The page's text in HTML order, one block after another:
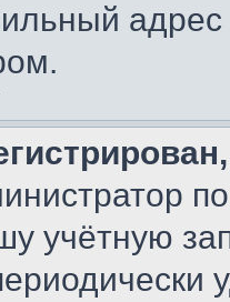
адрес
учётную